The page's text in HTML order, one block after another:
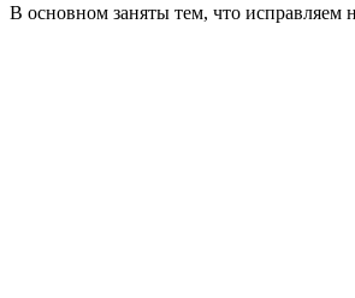
В основном заняты тем, что исправляем